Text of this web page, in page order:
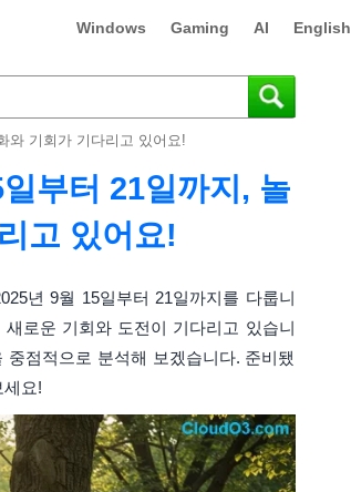
Windows Gaming AI English
와 기회가 기다리고 있어요!
부터 21일까지, 놀
고 있어요!
년 9월 15일부터 21일까지를 다룹니
로운 기회와 도전이 기다리고 있습니
점적으로 분석해 보겠습니다. 준비됐
요!